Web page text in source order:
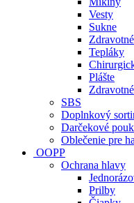
Vesty
Sukne
Tepláky
Plášte
SBS
Doplnkový
Darčekové
Oblečenie pre
OOPP
Ochrana hlavy
Prilby